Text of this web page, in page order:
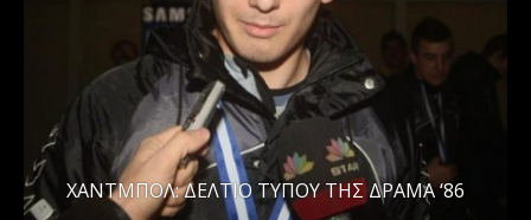
ΧΑΝΤΜΠOΛ: ΔΕΛΤΙΟ ΤΥΠΟΥ ΤΗΣ ΔΡΑΜΑ ‘86